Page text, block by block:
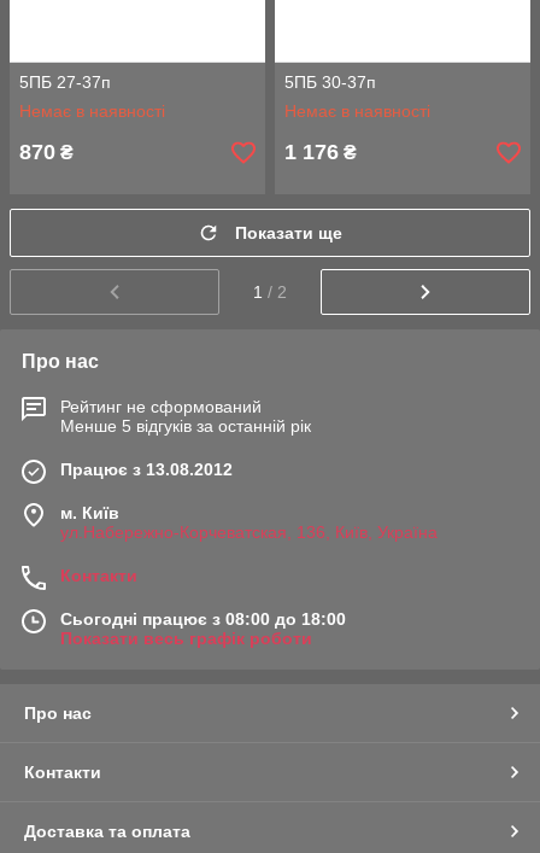
5ПБ 27-37п
Немає в наявності
870 ₴
5ПБ 30-37п
Немає в наявності
1 176 ₴
Показати ще
1 / 2
Про нас
Рейтинг не сформований
Менше 5 відгуків за останній рік
Працює з 13.08.2012
м. Київ
ул.Набережно-Корчеватская, 136, Київ, Україна
Контакти
Сьогодні працює з 08:00 до 18:00
Показати весь графік роботи
Про нас
Контакти
Доставка та оплата